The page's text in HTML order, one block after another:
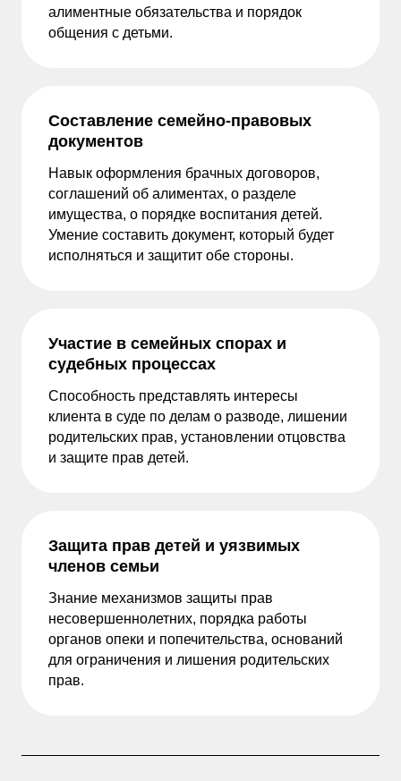
алиментные обязательства и порядок
общения с детьми.
Составление семейно-правовых
документов
Навык оформления брачных договоров,
соглашений об алиментах, о разделе
имущества, о порядке воспитания детей.
Умение составить документ, который будет
исполняться и защитит обе стороны.
Участие в семейных спорах и
судебных процессах
Способность представлять интересы
клиента в суде по делам о разводе, лишении
родительских прав, установлении отцовства
и защите прав детей.
Защита прав детей и уязвимых
членов семьи
Знание механизмов защиты прав
несовершеннолетних, порядка работы
органов опеки и попечительства, оснований
для ограничения и лишения родительских
прав.